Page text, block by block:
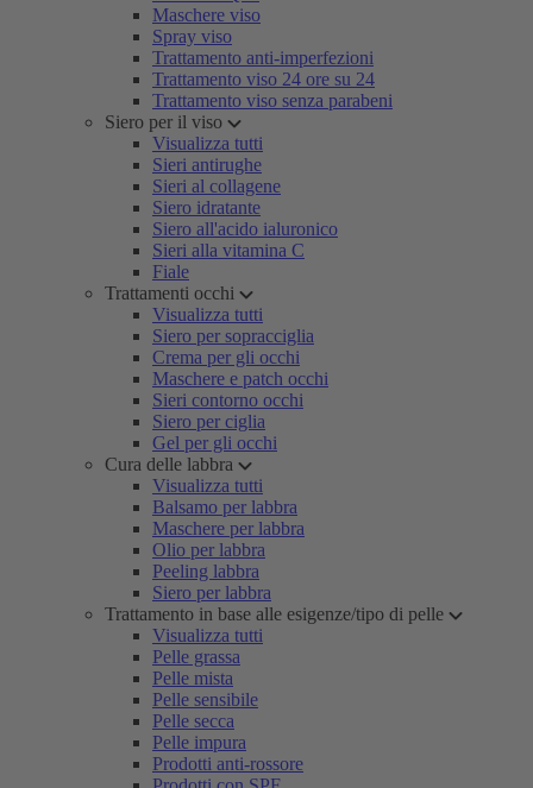
Maschere viso
Spray viso
Trattamento anti-imperfezioni
Trattamento viso 24 ore su 24
Trattamento viso senza parabeni
Siero per il viso
Visualizza tutti
Sieri antirughe
Sieri al collagene
Siero idratante
Siero all'acido ialuronico
Sieri alla vitamina C
Fiale
Trattamenti occhi
Visualizza tutti
Siero per sopracciglia
Crema per gli occhi
Maschere e patch occhi
Sieri contorno occhi
Siero per ciglia
Gel per gli occhi
Cura delle labbra
Visualizza tutti
Balsamo per labbra
Maschere per labbra
Olio per labbra
Peeling labbra
Siero per labbra
Trattamento in base alle esigenze/tipo di pelle
Visualizza tutti
Pelle grassa
Pelle mista
Pelle sensibile
Pelle secca
Pelle impura
Prodotti anti-rossore